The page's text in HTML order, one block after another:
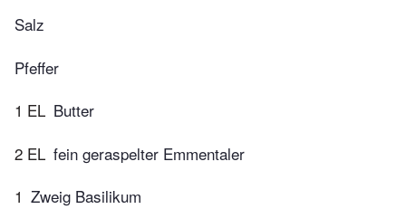
Salz
Pfeffer
1 EL Butter
2 EL fein geraspelter Emmentaler
1 Zweig Basilikum